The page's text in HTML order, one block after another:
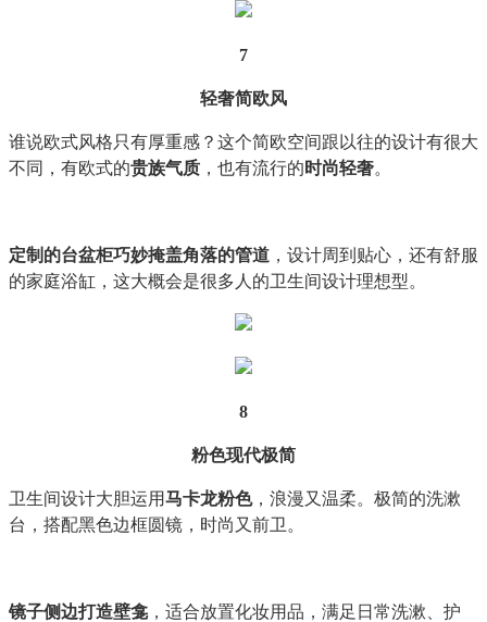
7
轻奢简欧风
谁说欧式风格只有厚重感？这个简欧空间跟以往的设计有很大
不同，有欧式的贵族气质 ，也有流行的 时尚轻奢。
定制的台盆柜巧妙掩盖角落的管道 ，设计周到贴心，还有舒服
的家庭浴缸，这大概会是很多人的卫生间设计理想型。
8
粉色现代极简
卫生间设计大胆运用马卡龙粉色，浪漫又温柔。极简的洗漱
台，搭配黑色边框圆镜，时尚又前卫。
镜子侧边打造壁龛，适合放置化妆用品，满足日常洗漱、护